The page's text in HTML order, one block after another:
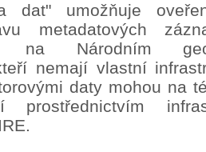
dat" umožňuje
metadatových
na Národním
nemají vlastní
daty mohou na
prostřednictvím